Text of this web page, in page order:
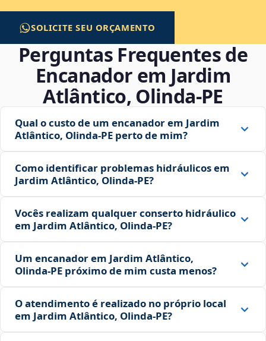
SOLICITE SEU ORÇAMENTO
Perguntas Frequentes de
Encanador em Jardim
Atlântico, Olinda‑PE
Qual o custo de um encanador em Jardim
Atlântico, Olinda‑PE perto de mim?
Como identificar problemas hidráulicos em
Jardim Atlântico, Olinda‑PE?
Vocês realizam qualquer conserto hidráulico
em Jardim Atlântico, Olinda‑PE?
Um encanador em Jardim Atlântico,
Olinda‑PE próximo de mim custa menos?
O atendimento é realizado no próprio local
em Jardim Atlântico, Olinda‑PE?